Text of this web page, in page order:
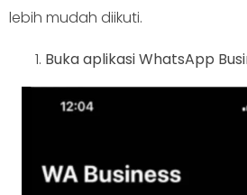
lebih mudah diikuti.
Buka aplikasi WhatsApp